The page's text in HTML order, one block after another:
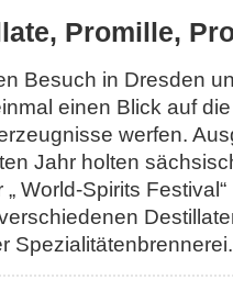
Promille,
Besuch in Dresden
einen Blick auf
werfen.
Jahr holten
World-Spirits